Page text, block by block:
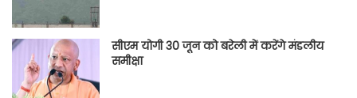
सीएम योगी 30 जून को बरेली में करेंगे मंडलीय
समीक्षा